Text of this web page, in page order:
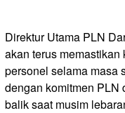
Direktur Utama PLN
akan terus
personel selama masa
dengan komitmen PLN
balik saat musim